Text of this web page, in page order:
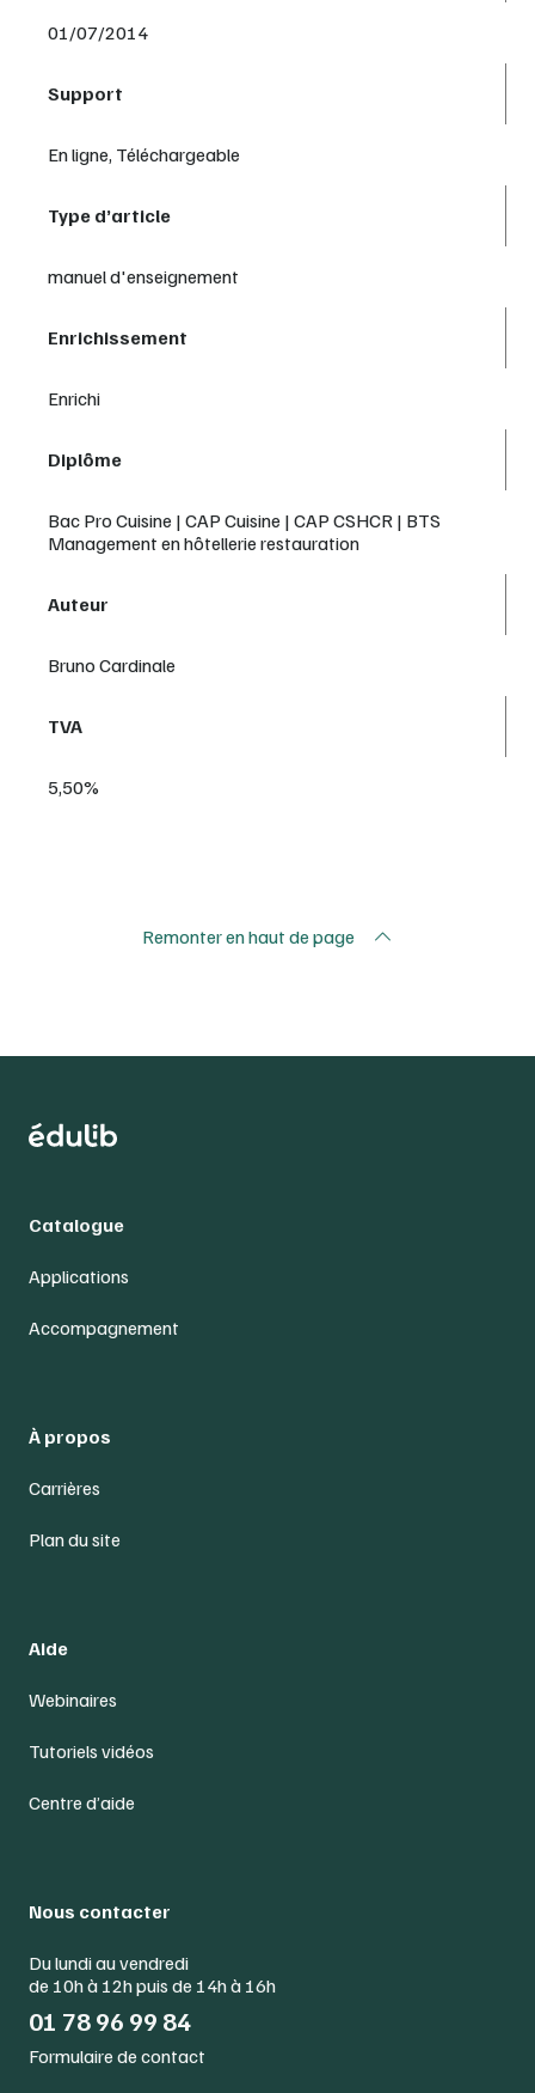
01/07/2014
Support
En ligne, Téléchargeable
Type d’article
manuel d'enseignement
Enrichissement
Enrichi
Diplôme
Bac Pro Cuisine | CAP Cuisine | CAP CSHCR | BTS
Management en hôtellerie restauration
Auteur
Bruno Cardinale
TVA
5,50%
Remonter en haut de page
Catalogue
Applications
Accompagnement
À propos
Carrières
Plan du site
Aide
Webinaires
Tutoriels vidéos
Centre d’aide
Nous contacter
Du lundi au vendredi
de 10h à 12h puis de 14h à 16h
01 78 96 99 84
Formulaire de contact